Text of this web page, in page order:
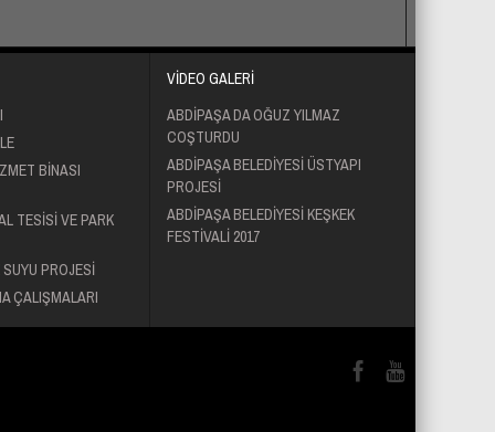
BINASI
TESISI VE PARK
PROJESI
ÇALIŞMALARI
VİDEO GALERİ
ABDIPAŞA DA OĞUZ YILMAZ
COŞTURDU
ABDİPAŞA BELEDİYESİ ÜSTYAPI
PROJESİ
ABDİPAŞA BELEDİYESİ KEŞKEK
FESTİVALİ 2017